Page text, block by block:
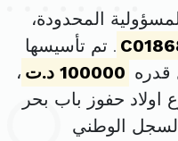
المحدودة،
. تم تأسيسها
100000 د.ت
،
حفوز باب بحر
الوطني